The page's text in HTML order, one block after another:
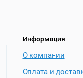
Информация
О компании
Оплата и